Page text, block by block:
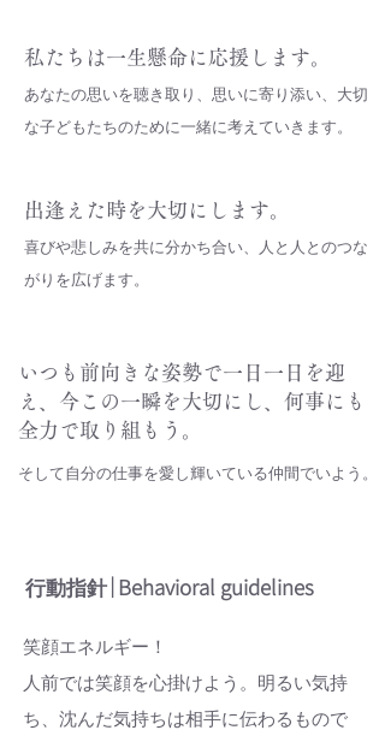
私たちは一生懸命に応援します。
あなたの思いを聴き取り、思いに寄り添い、大切
な子どもたちのために一緒に考えていきます。
出逢えた時を大切にします。
喜びや悲しみを共に分かち合い、人と人とのつな
がりを広げます。
いつも前向きな姿勢で一日一日を迎
え、今この一瞬を大切にし、何事にも
全力で取り組もう。
そして自分の仕事を愛し輝いている仲間でいよう。
行動指針 ｜Behavioral guidelines
笑顔エネルギー！
人前では笑顔を心掛けよう。明るい気持
ち、沈んだ気持ちは相手に伝わるもので